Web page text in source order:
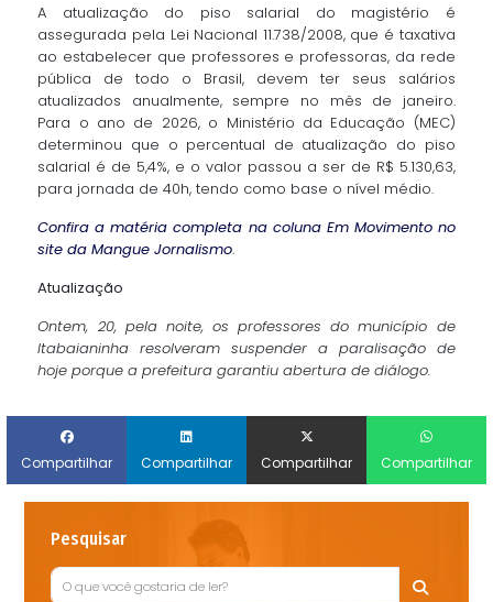
A atualização do piso salarial do magistério é
assegurada pela Lei Nacional 11.738/2008, que é taxativa
ao estabelecer que professores e professoras, da rede
pública de todo o Brasil, devem ter seus salários
atualizados anualmente, sempre no mês de janeiro.
Para o ano de 2026, o Ministério da Educação (MEC)
determinou que o percentual de atualização do piso
salarial é de 5,4%, e o valor passou a ser de R$ 5.130,63,
para jornada de 40h, tendo como base o nível médio.
Confira a matéria completa na coluna Em Movimento no
site da Mangue Jornalismo.
Atualização
Ontem, 20, pela noite, os professores do município de
Itabaianinha resolveram suspender a paralisação de
hoje porque a prefeitura garantiu abertura de diálogo.
Compartilhar Compartilhar Compartilhar Compartilhar
Pesquisar